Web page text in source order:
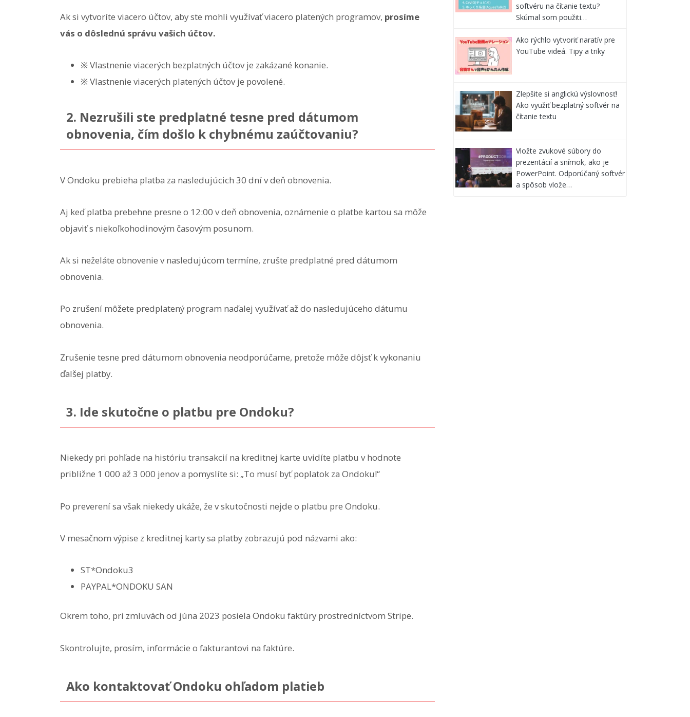
Ak si vytvoríte viacero účtov, aby ste mohli využívať viacero platených programov, prosíme
vás o dôslednú správu vašich účtov.
※ Vlastnenie viacerých bezplatných účtov je zakázané konanie.
※ Vlastnenie viacerých platených účtov je povolené.
2. Nezrušili ste predplatné tesne pred dátumom
obnovenia, čím došlo k chybnému zaúčtovaniu?
V Ondoku prebieha platba za nasledujúcich 30 dní v deň obnovenia.
Aj keď platba prebehne presne o 12:00 v deň obnovenia, oznámenie o platbe kartou sa môže
objaviť s niekoľkohodinovým časovým posunom.
Ak si neželáte obnovenie v nasledujúcom termíne, zrušte predplatné pred dátumom
obnovenia.
Po zrušení môžete predplatený program naďalej využívať až do nasledujúceho dátumu
obnovenia.
Zrušenie tesne pred dátumom obnovenia neodporúčame, pretože môže dôjsť k vykonaniu
ďalšej platby.
3. Ide skutočne o platbu pre Ondoku?
Niekedy pri pohľade na históriu transakcií na kreditnej karte uvidíte platbu v hodnote
približne 1 000 až 3 000 jenov a pomyslíte si: „To musí byť poplatok za Ondoku!“
Po preverení sa však niekedy ukáže, že v skutočnosti nejde o platbu pre Ondoku.
V mesačnom výpise z kreditnej karty sa platby zobrazujú pod názvami ako:
ST*Ondoku3
PAYPAL*ONDOKU SAN
Okrem toho, pri zmluvách od júna 2023 posiela Ondoku faktúry prostredníctvom Stripe.
Skontrolujte, prosím, informácie o fakturantovi na faktúre.
Ako kontaktovať Ondoku ohľadom platieb
softvéru na čítanie textu?
Skúmal som použiti…
Ako rýchlo vytvoriť naratív pre
YouTube videá. Tipy a triky
Zlepšite si anglickú výslovnosť!
Ako využiť bezplatný softvér na
čítanie textu
Vložte zvukové súbory do
prezentácií a snímok, ako je
PowerPoint. Odporúčaný softvér
a spôsob vlože…